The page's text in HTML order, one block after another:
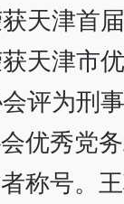
天津首
天津市
评为刑
优秀党
称号。